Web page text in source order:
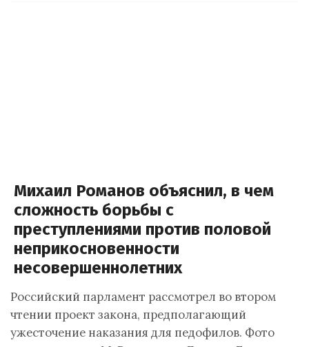
Михаил Романов объяснил, в чем
сложность борьбы с
преступлениями против половой
неприкосновенности
несовершеннолетних
Российский парламент рассмотрел во втором
чтении проект закона, предполагающий
ужесточение наказания для педофилов. Фото